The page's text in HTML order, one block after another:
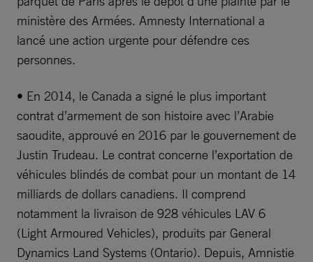
ministère des Armées. Amnesty International a
lancé une action urgente pour défendre ces
personnes.
• En 2014, le Canada a signé le plus important
contrat d’armement de son histoire avec l’Arabie
saoudite, approuvé en 2016 par le gouvernement de
Justin Trudeau. Le contrat concerne l’exportation de
véhicules blindés de combat pour un montant de 14
milliards de dollars canadiens. Il comprend
notamment la livraison de 928 véhicules LAV 6
(Light Armoured Vehicles), produits par General
Dynamics Land Systems (Ontario). Depuis, Amnistie